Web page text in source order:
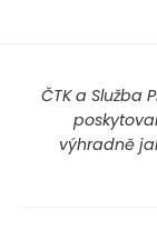
ČTK a Služba
výhradně